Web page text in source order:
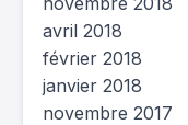
avril 2018
février 2018
janvier 2018
novembre 2017